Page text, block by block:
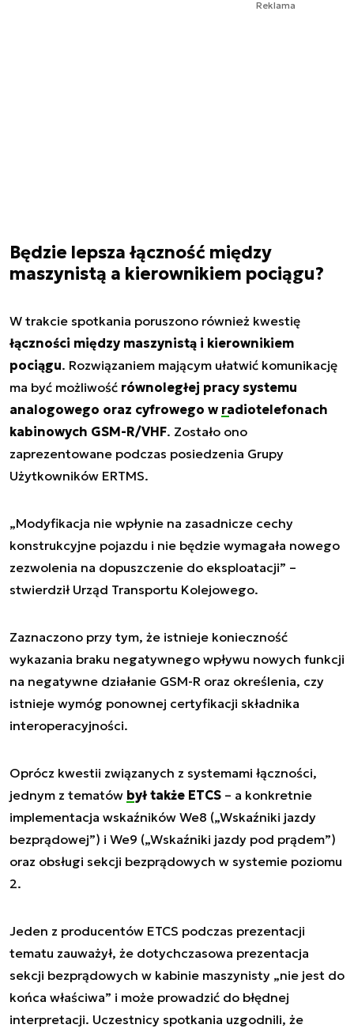
Reklama
Będzie lepsza łączność między
maszynistą a kierownikiem pociągu?
W trakcie spotkania poruszono również kwestię
łączności między maszynistą i kierownikiem
pociągu. Rozwiązaniem mającym ułatwić komunikację
ma być możliwość równoległej pracy systemu
analogowego oraz cyfrowego w radiotelefonach
kabinowych GSM-R/VHF. Zostało ono
zaprezentowane podczas posiedzenia Grupy
Użytkowników ERTMS.
„Modyfikacja nie wpłynie na zasadnicze cechy
konstrukcyjne pojazdu i nie będzie wymagała nowego
zezwolenia na dopuszczenie do eksploatacji” –
stwierdził Urząd Transportu Kolejowego.
Zaznaczono przy tym, że istnieje konieczność
wykazania braku negatywnego wpływu nowych funkcji
na negatywne działanie GSM-R oraz określenia, czy
istnieje wymóg ponownej certyfikacji składnika
interoperacyjności.
Oprócz kwestii związanych z systemami łączności,
jednym z tematów był także ETCS – a konkretnie
implementacja wskaźników We8 („Wskaźniki jazdy
bezprądowej”) i We9 („Wskaźniki jazdy pod prądem”)
oraz obsługi sekcji bezprądowych w systemie poziomu
2.
Jeden z producentów ETCS podczas prezentacji
tematu zauważył, że dotychczasowa prezentacja
sekcji bezprądowych w kabinie maszynisty „nie jest do
końca właściwa” i może prowadzić do błędnej
interpretacji. Uczestnicy spotkania uzgodnili, że